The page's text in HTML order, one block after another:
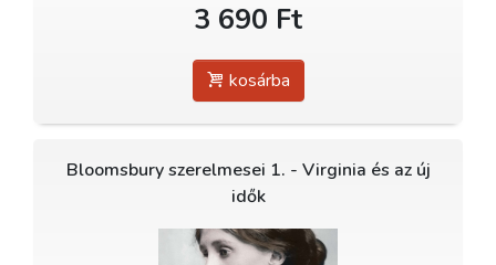
3 690 Ft
kosárba
Bloomsbury szerelmesei 1. - Virginia és az új
idők